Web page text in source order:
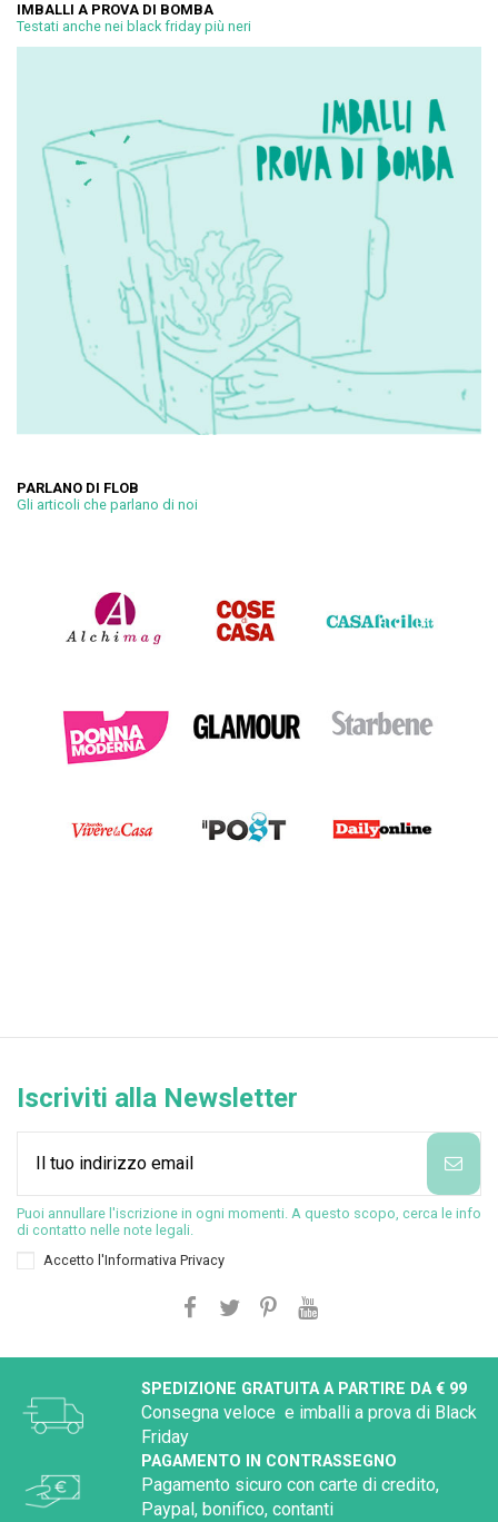
IMBALLI A PROVA DI BOMBA
Testati anche nei black friday più neri
PARLANO DI FLOB
Gli articoli che parlano di noi
Iscriviti alla Newsletter
Puoi annullare l'iscrizione in ogni momenti. A questo scopo, cerca le info
di contatto nelle note legali.
Accetto l'Informativa Privacy
SPEDIZIONE GRATUITA A PARTIRE DA € 99
Consegna veloce e imballi a prova di Black
Friday
PAGAMENTO IN CONTRASSEGNO
Pagamento sicuro con carte di credito,
Paypal, bonifico, contanti